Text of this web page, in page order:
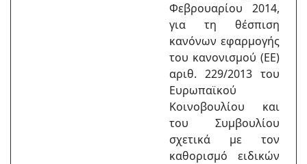
Φεβρουαρίου 2014,
για τη θέσπιση
κανόνων εφαρμογής
του κανονισμού (ΕΕ)
αριθ. 229/2013 του
Ευρωπαϊκού
Κοινοβουλίου και
του Συμβουλίου
σχετικά με τον
καθορισμό ειδικών